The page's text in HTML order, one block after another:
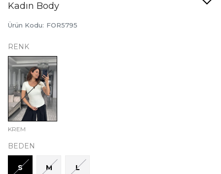
Kadın Body
Ürün Kodu: FOR5795
RENK
KREM
BEDEN
S M L